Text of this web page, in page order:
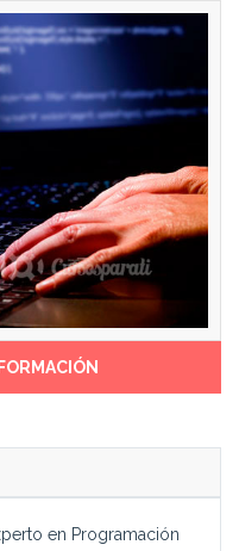
Realización de proyectos
Gestor de proyectos de
aplicaciones para
móviles.
Android developer
duración aproximada de
curso es de 250 horas.
en Programación